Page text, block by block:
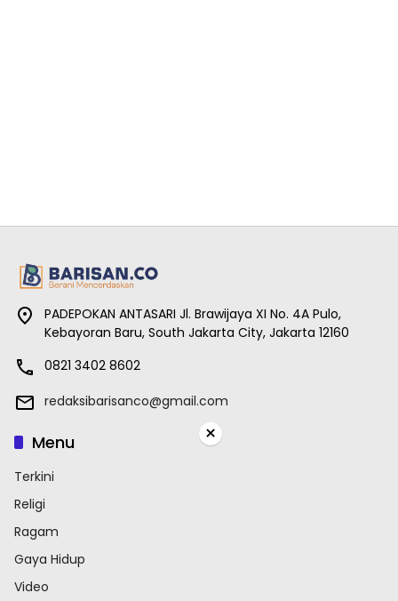
PADEPOKAN ANTASARI Jl. Brawijaya XI No. 4A Pulo,
Kebayoran Baru, South Jakarta City, Jakarta 12160
0821 3402 8602
redaksibarisanco@gmail.com
Menu
Terkini
Religi
Ragam
Gaya Hidup
Video
×